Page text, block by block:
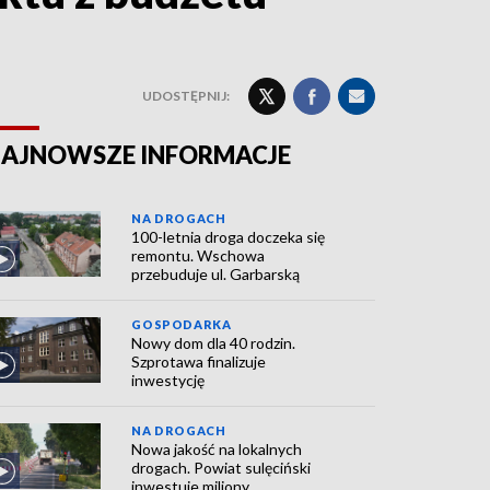
UDOSTĘPNIJ:
INFORMACJE
NA DROGACH
100-letnia droga doczeka się
remontu. Wschowa
przebuduje ul. Garbarską
GOSPODARKA
Nowy dom dla 40 rodzin.
Szprotawa finalizuje
inwestycję
NA DROGACH
Nowa jakość na lokalnych
drogach. Powiat sulęciński
inwestuje miliony